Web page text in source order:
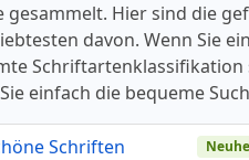
gesammelt. Hier sind die
davon. Wenn Sie
Schriftartenklassifikation
einfach die bequeme
Schriften